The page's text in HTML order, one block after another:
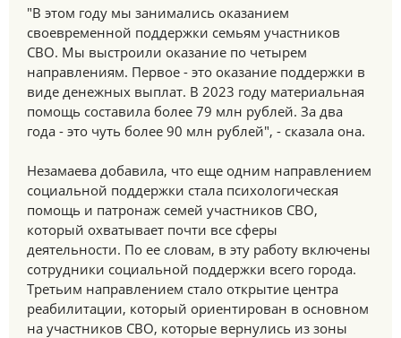
"В этом году мы занимались оказанием
своевременной поддержки семьям участников
СВО. Мы выстроили оказание по четырем
направлениям. Первое - это оказание поддержки в
виде денежных выплат. В 2023 году материальная
помощь составила более 79 млн рублей. За два
года - это чуть более 90 млн рублей", - сказала она.
Незамаева добавила, что еще одним направлением
социальной поддержки стала психологическая
помощь и патронаж семей участников СВО,
который охватывает почти все сферы
деятельности. По ее словам, в эту работу включены
сотрудники социальной поддержки всего города.
Третьим направлением стало открытие центра
реабилитации, который ориентирован в основном
на участников СВО, которые вернулись из зоны